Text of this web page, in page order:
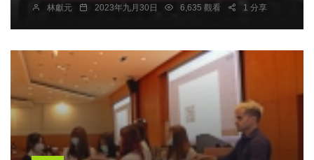
林獻元 2023年九月30日 6,635 觀看 1 分享